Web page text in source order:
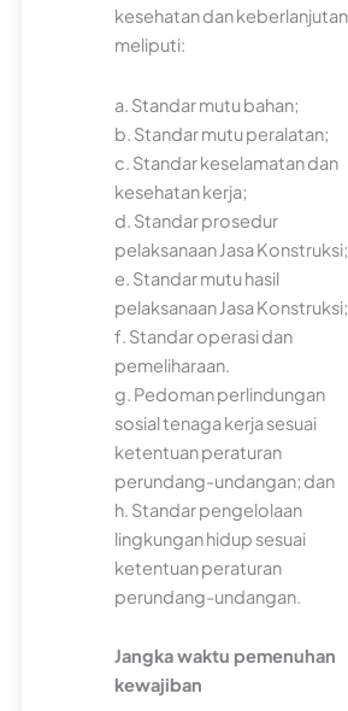
kesehatan dan keberlanjutan
meliputi:
a. Standar mutu bahan;
b. Standar mutu peralatan;
c. Standar keselamatan dan
kesehatan kerja;
d. Standar prosedur
pelaksanaan Jasa Konstruksi;
e. Standar mutu hasil
pelaksanaan Jasa Konstruksi;
f. Standar operasi dan
pemeliharaan.
g. Pedoman perlindungan
sosial tenaga kerja sesuai
ketentuan peraturan
perundang-undangan; dan
h. Standar pengelolaan
lingkungan hidup sesuai
ketentuan peraturan
perundang-undangan.
Jangka waktu pemenuhan
kewajiban